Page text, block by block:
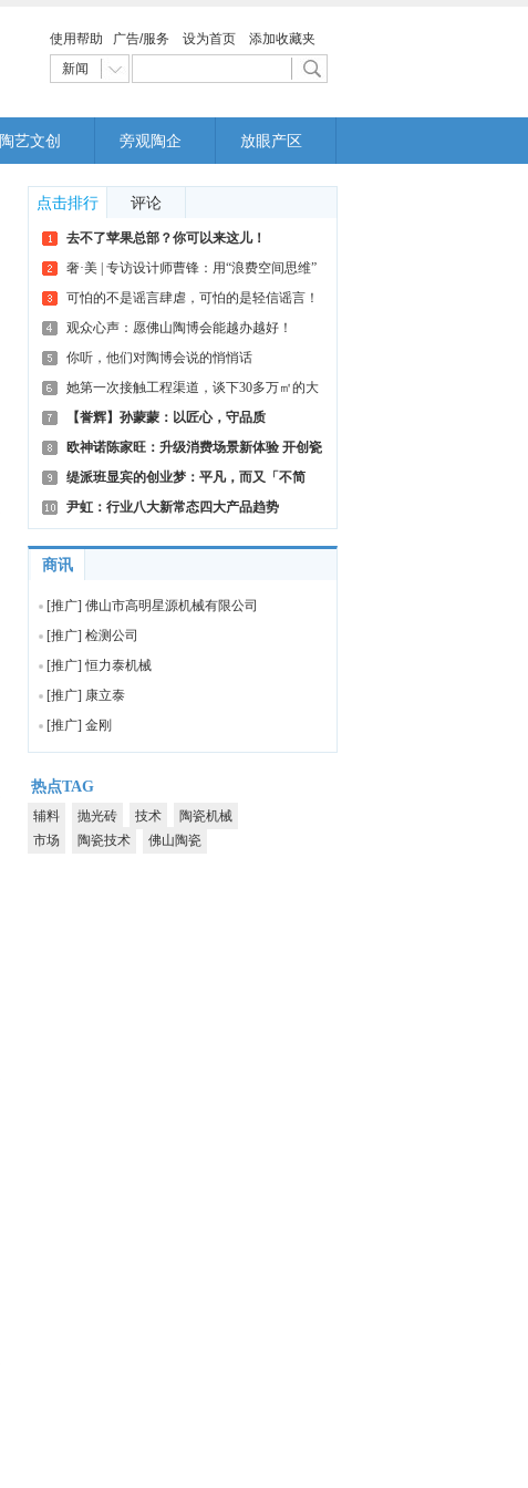
使用帮助 广告/服务 设为首页
添加收藏夹
新闻
陶艺文创 旁观陶企 放眼产区
点击排行 评论
去不了苹果总部？你可以来这儿！
奢·美 | 专访设计师曹锋：用“浪费空间思维”
做
可怕的不是谣言肆虐，可怕的是轻信谣言！
观众心声：愿佛山陶博会能越办越好！
你听，他们对陶博会说的悄悄话
她第一次接触工程渠道，谈下30多万㎡的大
单【誉辉】孙蒙蒙：以匠心，守品质
欧神诺陈家旺：升级消费场景新体验 开创瓷
砖O2O零
缇派班显宾的创业梦：平凡，而又「不简
单」
尹虹：行业八大新常态四大产品趋势
商讯
[推广] 佛山市高明星源机械有限公司
[推广] 检测公司
[推广]恒力泰机械
[推广] 康立泰
[推广] 金刚
热点TAG
辅料 抛光砖 技术
陶瓷机械
市场
陶瓷技术 佛山陶瓷